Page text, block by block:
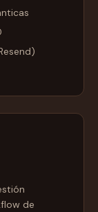
de